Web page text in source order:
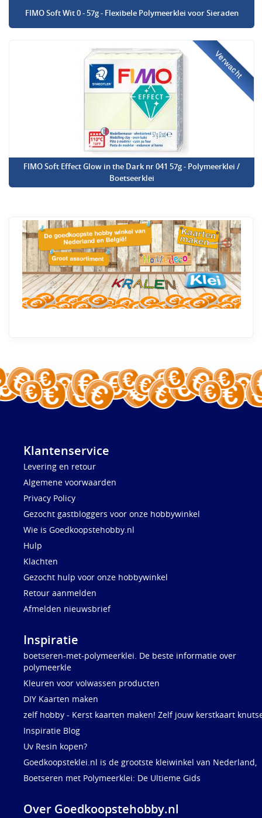
FIMO Soft Wit 0 - 57g - Flexibele Polymeerklei voor Sieraden
Verwacht
FIMO Soft Effect Glow in the Dark nr 041 57g - Polymeerklei /
Boetseerklei
Klantenservice
Levering en retour
Algemene voorwaarden
Privacy Policy
Gezocht gastbloggers voor onze hobbywinkel
Wie is Goedkoopstehobby.nl
Hulp
Klachten
Gezocht hulp voor onze hobbywinkel
Retour aanmelden
Afmelden nieuwsbrief
Inspiratie
boetseren-met-polymeerklei. De beste informatie over
polymeerkle
Kleuren voor volwassen producten
DIY Kaarten maken
zelf hobby - Kerst kaarten maken! Zelf jouw kerstkaart
Inspiratie Blog
Uv Resin kopen?
Goedkoopsteklei.nl is de grootste kleiwinkel van Nederland,
Boetseren met Polymeerklei: De Ultieme Gids
Over Goedkoopstehobby.nl